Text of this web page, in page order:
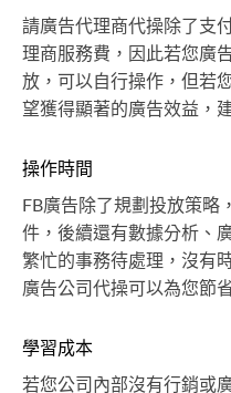
請廣告代理商代操除了支
理商服務費，因此若您廣
放，可以自行操作，但若
望獲得顯著的廣告效益，
操作時間
FB廣告除了規劃投放策略
件，後續還有數據分析、
繁忙的事務待處理，沒有
廣告公司代操可以為您節
學習成本
若您公司內部沒有行銷或